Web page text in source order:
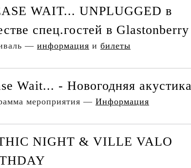
WAIT... UNPLUGGED в
спец.гостей в Glastonberry
— информация и билеты
Wait... - Новогодняя акустика
мероприятия — Информация
NIGHT & VILLE VALO